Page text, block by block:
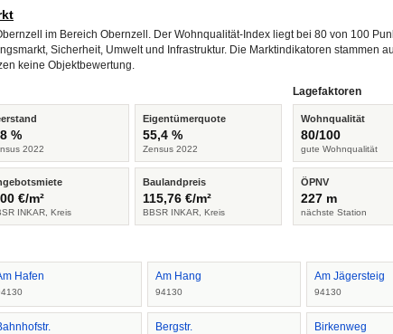
im Bereich Obernzell. Der Wohnqualität-Index liegt bei 80 von 100
Sicherheit, Umwelt und Infrastruktur. Die Marktindikatoren stammen
keine Objektbewertung.
%
2022
Eigentümerquote
55,4 %
Zensus 2022
€/m²
INKAR, Kreis
Baulandpreis
115,76 €/m²
BBSR INKAR, Kreis
Lagefaktoren
Wohnqualität
80/100
gute Wohnqualität
ÖPNV
227 m
nächste Station
Hafen Am Hang
94130
Am Jägersteig
94130
Bergstr. Birkenweg